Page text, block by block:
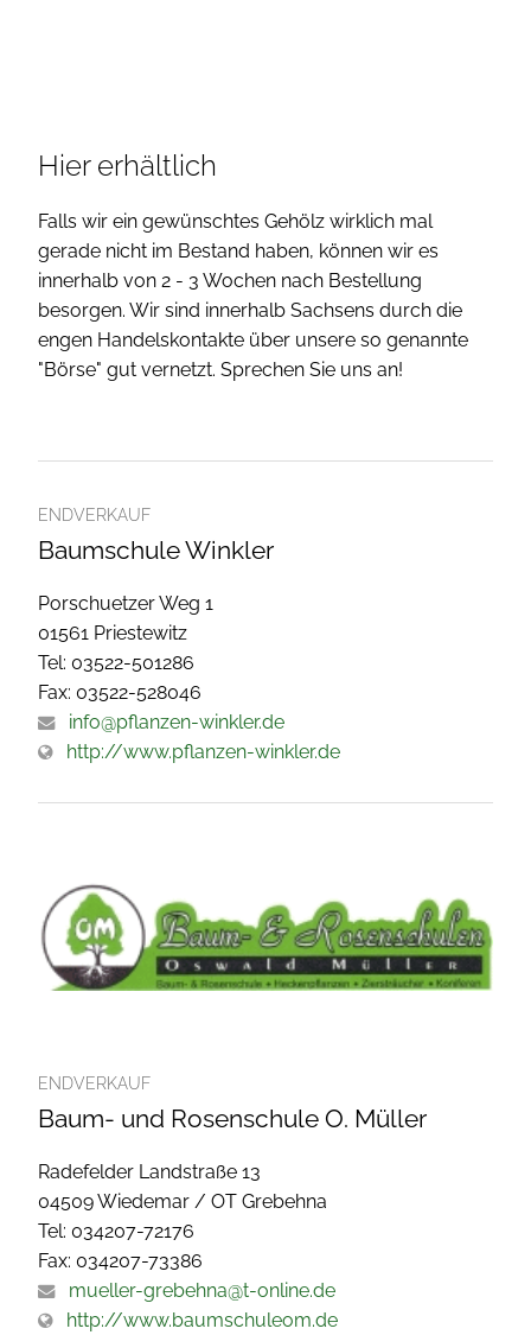
Hier erhältlich
Falls wir ein gewünschtes Gehölz wirklich mal
gerade nicht im Bestand haben, können wir es
innerhalb von 2 - 3 Wochen nach Bestellung
besorgen. Wir sind innerhalb Sachsens durch die
engen Handelskontakte über unsere so genannte
"Börse" gut vernetzt. Sprechen Sie uns an!
ENDVERKAUF
Baumschule Winkler
Porschuetzer Weg 1
01561 Priestewitz
Tel: 03522-501286
Fax: 03522-528046
info@pflanzen-winkler.de
http://www.pflanzen-winkler.de
ENDVERKAUF
Baum- und Rosenschule O. Müller
Radefelder Landstraße 13
04509 Wiedemar / OT Grebehna
Tel: 034207-72176
Fax: 034207-73386
mueller-grebehna@t-online.de
http://www.baumschuleom.de